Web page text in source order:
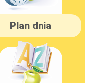
Plan dnia